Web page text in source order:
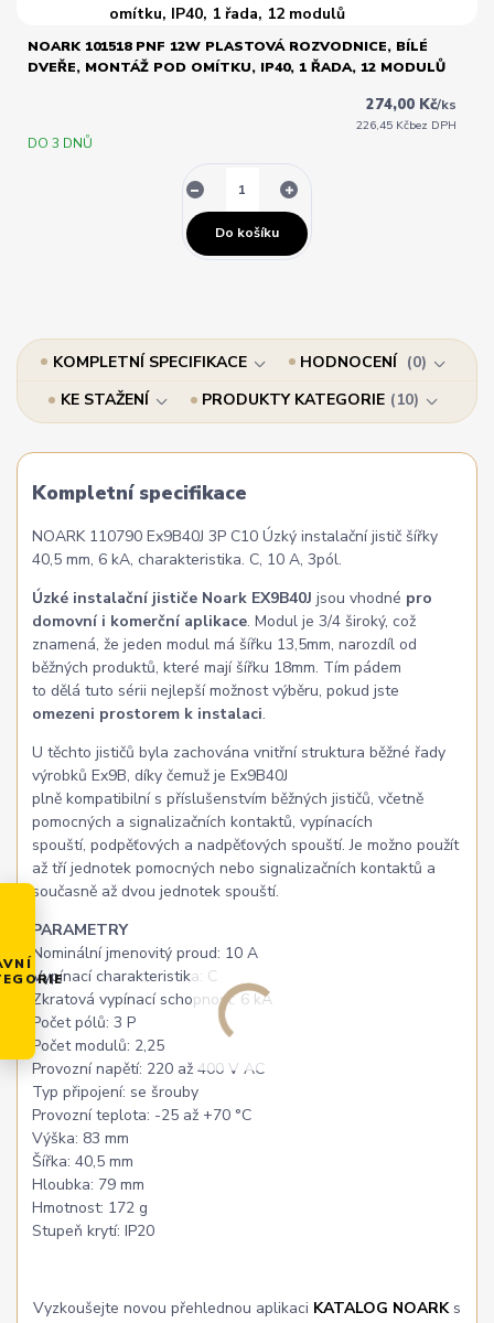
NOARK 101518 PNF 12W PLASTOVÁ ROZVODNICE, BÍLÉ
DVEŘE, MONTÁŽ POD OMÍTKU, IP40, 1 ŘADA, 12 MODULŮ
274,00 Kč/ks
226,45 Kčbez DPH
DO 3 DNŮ
Do košíku
KOMPLETNÍ SPECIFIKACE HODNOCENÍ
0
KE STAŽENÍ
PRODUKTY KATEGORIE 10
Kompletní specifikace
NOARK 110790 Ex9B40J 3P C10 Úzký instalační jistič šířky
40,5 mm, 6 kA, charakteristika. C, 10 A, 3pól.
Úzké instalační jističe Noark EX9B40J jsou vhodné pro
domovní i komerční aplikace. Modul je 3/4 široký, což
znamená, že jeden modul má šířku 13,5mm, narozdíl od
běžných produktů, které mají šířku 18mm. Tím pádem
to dělá tuto sérii nejlepší možnost výběru, pokud jste
omezeni prostorem k instalaci.
U těchto jističů byla zachována vnitřní struktura běžné řady
výrobků Ex9B, díky čemuž je Ex9B40J
plně kompatibilní s příslušenstvím běžných jističů, včetně
pomocných a signalizačních kontaktů, vypínacích
spouští, podpěťových a nadpěťových spouští. Je možno použít
až tří jednotek pomocných nebo signalizačních kontaktů a
současně až dvou jednotek spouští.
PARAMETRY
Nominální jmenovitý proud: 10 A
Vypínací charakteristika: C
Zkratová vypínací schopnost: 6 kA
Počet pólů: 3 P
Počet modulů: 2,25
Provozní napětí: 220 až 400 V AC
Typ připojení: se šrouby
Provozní teplota: -25 až +70 °C
Výška: 83 mm
Šířka: 40,5 mm
Hloubka: 79 mm
Hmotnost: 172 g
Stupeň krytí: IP20
Vyzkoušejte novou přehlednou aplikaci KATALOG NOARKs